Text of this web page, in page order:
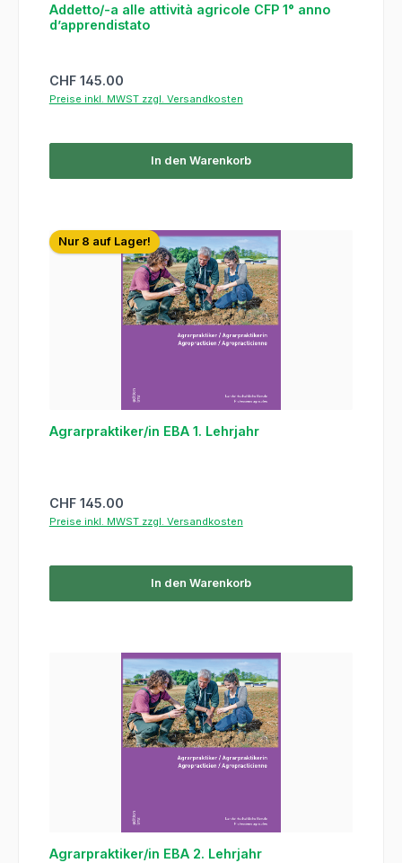
Addetto/-a alle attività agricole CFP 1° anno
d’apprendistato
Regulärer Preis:
CHF 145.00
Preise inkl. MWST zzgl. Versandkosten
In den Warenkorb
Nur 8 auf Lager!
Agrarpraktiker/in EBA 1. Lehrjahr
Regulärer Preis:
CHF 145.00
Preise inkl. MWST zzgl. Versandkosten
In den Warenkorb
Agrarpraktiker/in EBA 2. Lehrjahr